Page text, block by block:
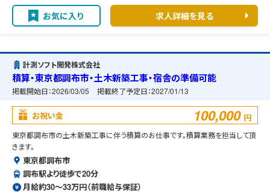
お気に入り 求人詳細を見る
計測ソフト開発株式会社
積算・東京都調布市・土木新築工事・宿舎の準備可能
掲載開始日：2026/03/05 掲載終了予定日：2027/01/13
お祝い金 100,000 円
東京都調布市の土木新築工事に伴う積算のお仕事です。積算業務を担当して頂
きます。
東京都調布市
調布駅より徒歩で20分
月給約30〜33万円（前職給与保証）